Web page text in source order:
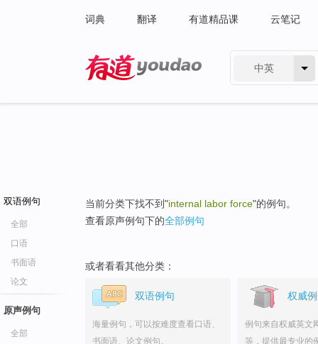
词典 翻译 有道精品课 云笔记
中英
双语例句
全部
口语
书面语
论文
原声例句
全部
当前分类下找不到"internal labor force"的例句。
查看原声例句下的全部例句
或者看看其他分类：
双语例句
海量例句，可以按难度查看口语、
书面语、论文例句。
权威
例句来自权威英文
等，提供最专业的